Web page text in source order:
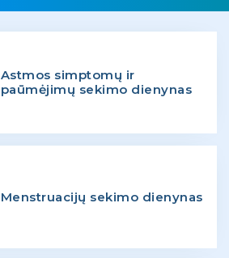
Astmos simptomų ir
paūmėjimų sekimo dienynas
Menstruacijų sekimo dienynas